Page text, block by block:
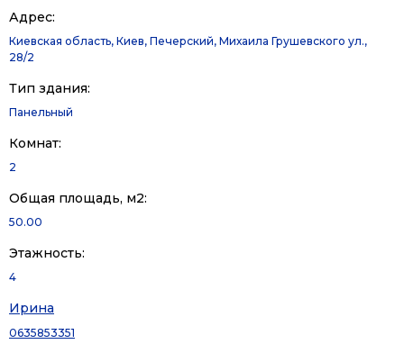
Адрес:
Киевская область, Киев, Печерский, Михаила Грушевского ул.,
28/2
Тип здания:
Панельный
Комнат:
2
Общая площадь, м2:
50.00
Этажность:
4
Ирина
0635853351